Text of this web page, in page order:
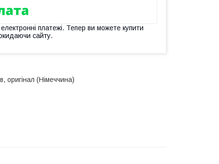
електронні платежі. Тепер ви можете купити
сайту.
оригінал (Німеччина)